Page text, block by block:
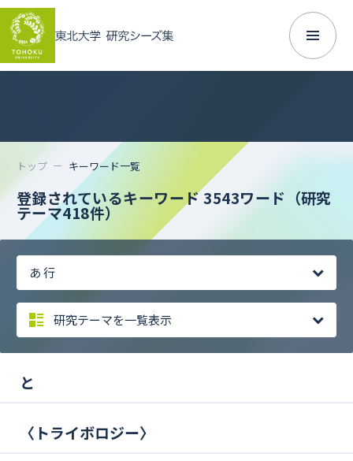
トップ キーワード一覧
登録されているキーワード 3543ワード （研究
テーマ418件）
あ 行
研究テーマを一覧表示
と
〈 トライボロジー〉